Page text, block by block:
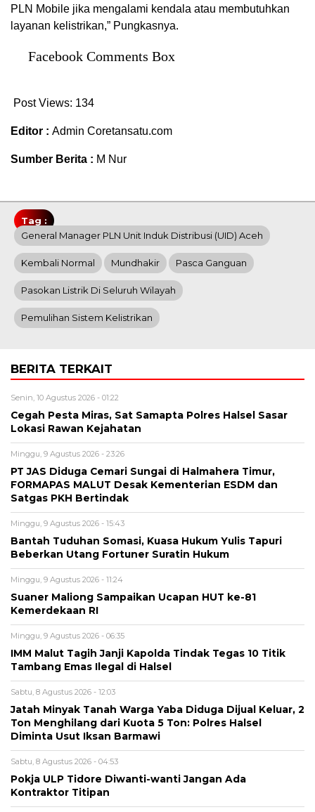
PLN Mobile jika mengalami kendala atau membutuhkan
layanan kelistrikan,” Pungkasnya.
Facebook Comments Box
Post Views: 134
Editor : Admin Coretansatu.com
Sumber Berita : M Nur
Tag :
General Manager PLN Unit Induk Distribusi (UID) Aceh
Kembali Normal Mundhakir Pasca Ganguan
Pasokan Listrik Di Seluruh Wilayah
Pemulihan Sistem Kelistrikan
BERITA TERKAIT
Senin, 10 Agustus 2026 - 01:22
Cegah Pesta Miras, Sat Samapta Polres Halsel Sasar
Lokasi Rawan Kejahatan
Minggu, 9 Agustus 2026 - 23:26
PT JAS Diduga Cemari Sungai di Halmahera Timur,
FORMAPAS MALUT Desak Kementerian ESDM dan
Satgas PKH Bertindak
Minggu, 9 Agustus 2026 - 15:43
Bantah Tuduhan Somasi, Kuasa Hukum Yulis Tapuri
Beberkan Utang Fortuner Suratin Hukum
Minggu, 9 Agustus 2026 - 11:24
Suaner Maliong Sampaikan Ucapan HUT ke-81
Kemerdekaan RI
Minggu, 9 Agustus 2026 - 06:35
IMM Malut Tagih Janji Kapolda Tindak Tegas 10 Titik
Tambang Emas Ilegal di Halsel
Sabtu, 8 Agustus 2026 - 12:03
Jatah Minyak Tanah Warga Yaba Diduga Dijual Keluar, 2
Ton Menghilang dari Kuota 5 Ton: Polres Halsel
Diminta Usut Iksan Barmawi
Sabtu, 8 Agustus 2026 - 04:53
Pokja ULP Tidore Diwanti-wanti Jangan Ada
Kontraktor Titipan